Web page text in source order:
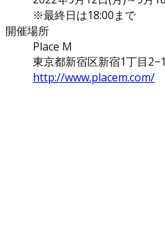
※最終日は18:00まで
開催場所
Place M
東京都新宿区新宿1丁目
http://www.placem.com/